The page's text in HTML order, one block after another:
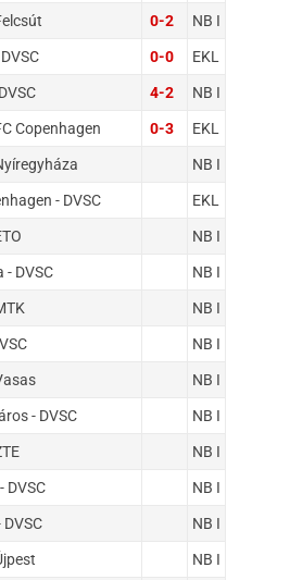
0-2 NB I
0-0 EKL
4-2 NB I
Copenhagen 0-3 EKL
NB I
- DVSC EKL
NB I
- DVSC NB I
NB I
NB I
NB I
- DVSC NB I
NB I
DVSC NB I
DVSC NB I
NB I